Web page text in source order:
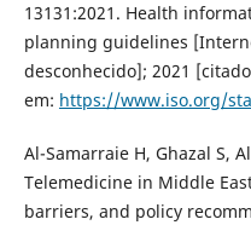
13131:2021. Health
planning guidelines
desconhecido]; 2021
em: https://www.iso.org/
Al-Samarraie H, Ghazal S,
Telemedicine in Middle
barriers, and policy